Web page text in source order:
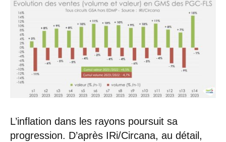
L’inflation dans les rayons poursuit sa
progression. D’après IRi/Circana, au détail,